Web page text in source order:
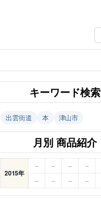
キーワード検索
出雲街道 本 津山市
月別 商品紹介
2015年
– – – –
–
– – –